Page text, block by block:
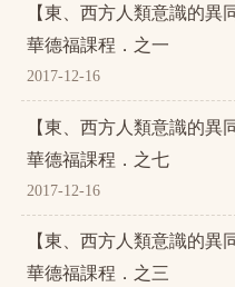
【東、西方人類意識的
華德福課程．之一
2017-12-16
【東、西方人類意識的
華德福課程．之七
2017-12-16
【東、西方人類意識的
華德福課程．之三